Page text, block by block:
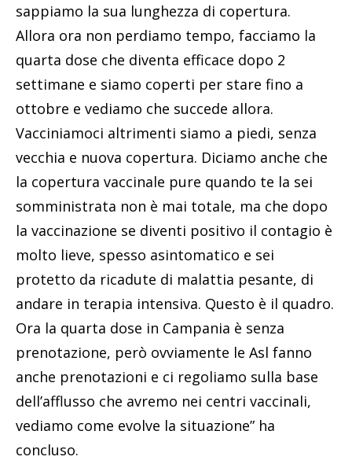
sappiamo la sua lunghezza di copertura.
Allora ora non perdiamo tempo, facciamo la
quarta dose che diventa efficace dopo 2
settimane e siamo coperti per stare fino a
ottobre e vediamo che succede allora.
Vacciniamoci altrimenti siamo a piedi, senza
vecchia e nuova copertura. Diciamo anche che
la copertura vaccinale pure quando te la sei
somministrata non è mai totale, ma che dopo
la vaccinazione se diventi positivo il contagio è
molto lieve, spesso asintomatico e sei
protetto da ricadute di malattia pesante, di
andare in terapia intensiva. Questo è il quadro.
Ora la quarta dose in Campania è senza
prenotazione, però ovviamente le Asl fanno
anche prenotazioni e ci regoliamo sulla base
dell’afflusso che avremo nei centri vaccinali,
vediamo come evolve la situazione” ha
concluso.